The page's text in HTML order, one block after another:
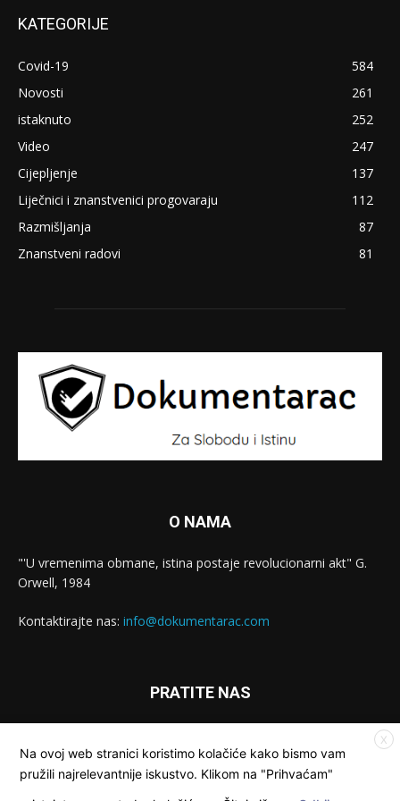
KATEGORIJE
Covid-19
584
Novosti
261
istaknuto
252
Video
247
Cijepljenje
137
Liječnici i znanstvenici progovaraju
112
Razmišljanja
87
Znanstveni radovi
81
O NAMA
"'U vremenima obmane, istina postaje revolucionarni akt" G.
Orwell, 1984
Kontaktirajte nas: info@dokumentarac.com
PRATITE NAS
X
Na ovoj web stranici koristimo kolačiće kako bismo vam
pružili najrelevantnije iskustvo. Klikom na "Prihvaćam"